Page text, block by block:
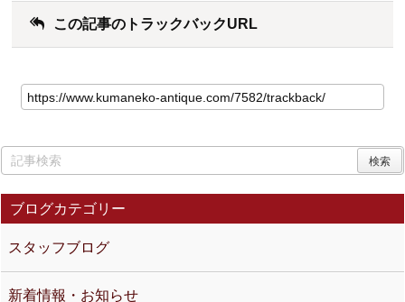
この記事のトラックバックURL
ブログカテゴリー
スタッフブログ
新着情報・お知らせ